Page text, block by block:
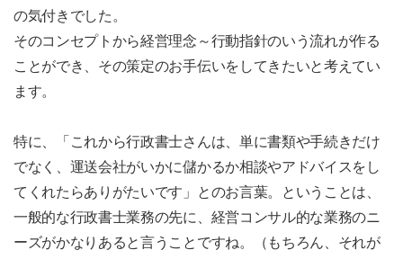
の気付きでした。
そのコンセプトから経営理念～行動指針のいう流れが作る
ことができ、その策定のお手伝いをしてきたいと考えてい
ます。
特に、「これから行政書士さんは、単に書類や手続きだけ
でなく、運送会社がいかに儲かるか相談やアドバイスをし
てくれたらありがたいです」とのお言葉。ということは、
一般的な行政書士業務の先に、経営コンサル的な業務のニ
ーズがかなりあると言うことですね。（もちろん、それが